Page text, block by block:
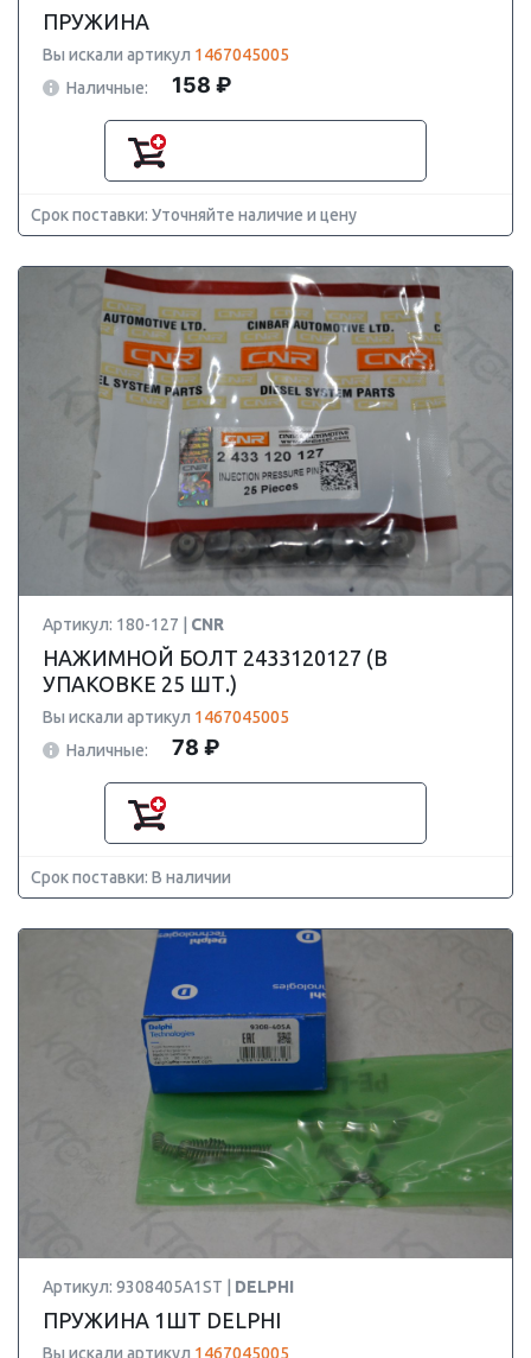
ПРУЖИНА
Вы искали артикул 1467045005
Наличные:
158 ₽
Срок поставки: Уточняйте наличие и цену
Артикул: 180-127 | CNR
НАЖИМНОЙ БОЛТ 2433120127 (В
УПАКОВКЕ 25 ШТ.)
Вы искали артикул 1467045005
Наличные:
78 ₽
Срок поставки: В наличии
Артикул: 9308405A1ST | DELPHI
ПРУЖИНА 1ШТ DELPHI
Вы искали артикул 1467045005